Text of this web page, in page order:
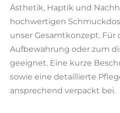
Ästhetik, Haptik und
hochwertigen
unser Gesamtkonzept. Für
Aufbewahrung oder zum
geeignet. Eine kurze
sowie eine detaillierte
ansprechend verpackt bei.